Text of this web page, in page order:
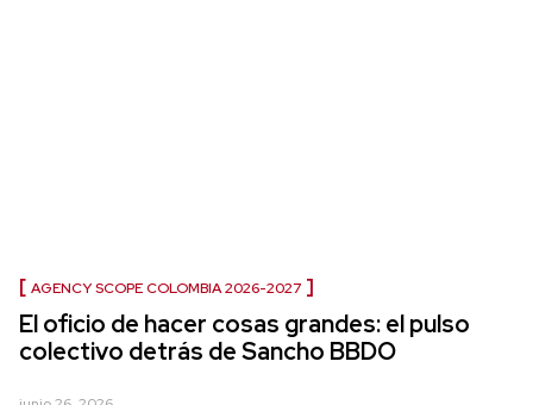
AGENCY SCOPE COLOMBIA 2026-2027
El oficio de hacer cosas grandes: el pulso
colectivo detrás de Sancho BBDO